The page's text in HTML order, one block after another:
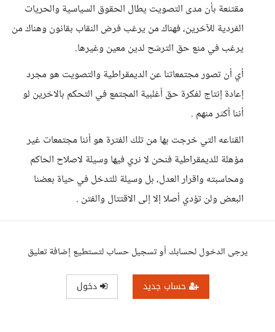
مقتنعة بأن مدى التصويت يطال الحقوق السياسية والحريات
الفردية للآخرين، فهناك من يرغب فرض النقاب بقانون وهناك من
يرغب في منع حق الترشح لدين معين وغيرها.
أي أن تصور مجتمعاتنا عن الديمقراطية والتصويت هو مجرد
إعادة إنتاج لفكرة حق أغلبية المجتمع في التحكم بالاخرين لو
أننا أكثر منهم .
القناعه التي خرجت بها من تلك الفترة هو أننا مجتمعات غير
مؤهلة للديمقراطية فنحن لا نري فيها وسيلة لاصلاح الحاكم
ومحاسبته واقرار العدل، بل وسيلة للتدخل في حياة بعضنا
البعض ولن تؤدي أصلا إلا إلى الاقتتال والفتن .
يرجى الدخول لحسابك أو تسجيل حساب لتستطيع إضافة تعليق
حساب جديد دخول